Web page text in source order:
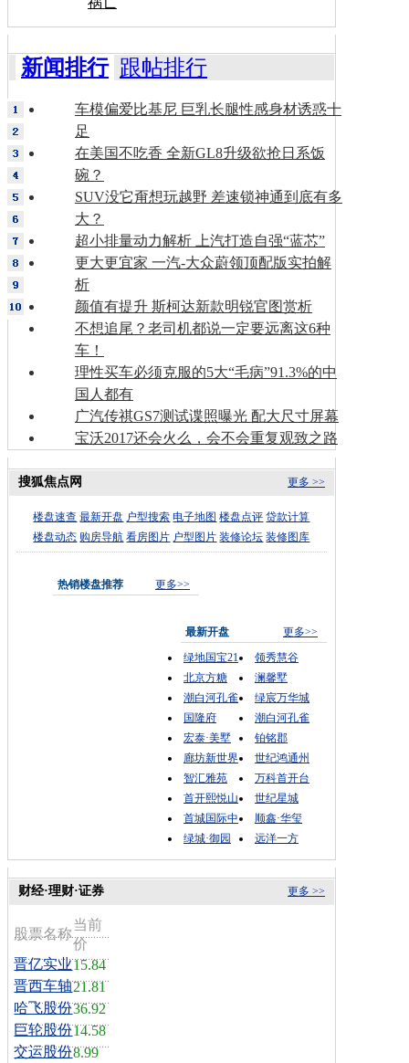
新闻排行 跟帖排行
车模偏爱比基尼 巨乳长腿性感身材诱惑十
足
在美国不吃香 全新GL8升级欲抢日系饭
碗？
SUV没它甭想玩越野 差速锁神通到底有多
大？
超小排量动力解析 上汽打造自强“蓝芯”
更大更宜家 一汽-大众蔚领顶配版实拍解
析
颜值有提升 斯柯达新款明锐官图赏析
不想追尾？老司机都说一定要远离这6种
车！
理性买车必须克服的5大“毛病”91.3%的中
国人都有
广汽传祺GS7测试谍照曝光 配大尺寸屏幕
宝沃2017还会火么，会不会重复观致之路
更多 >>
搜狐焦点网
楼盘速查 最新开盘 户型搜索 电子地图 楼盘点评 贷款计算
楼盘动态 购房导航 看房图片 户型图片 装修论坛 装修图库
热销楼盘推荐 更多>>
最新开盘
更多>>
绿地国宝21
领秀慧谷
北京方糖
澜馨墅
潮白河孔雀
绿宸万华城
国隆府
潮白河孔雀
宏泰·美墅
铂铭郡
廊坊新世界
世纪鸿通州
智汇雅苑
万科首开台
首开熙悦山
世纪星城
首城国际中
顺鑫·华玺
绿城·御园
远洋一方
更多 >>
财经·理财·证券
股票名称
当前
价
晋亿实业15.84
晋西车轴21.81
哈飞股份36.92
巨轮股份14.58
交运股份8.99